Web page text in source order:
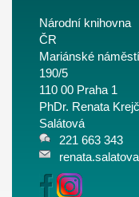
Národní knihovna
ČR
Mariánské náměstí
190/5
110 00 Praha 1
PhDr. Renata
Salátová
221 663 343